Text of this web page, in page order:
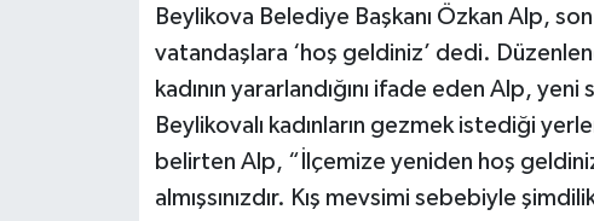
Beylikova Belediye Başkanı Özkan Alp,
vatandaşlara ‘hoş geldiniz’ dedi.
kadının yararlandığını ifade eden Alp,
Beylikovalı kadınların gezmek istediği
belirten Alp, “İlçemize yeniden hoş
almışsınızdır. Kış mevsimi sebebiyle